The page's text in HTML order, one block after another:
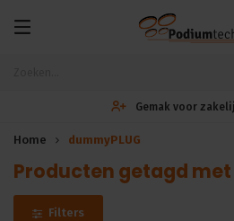
Gemak voor
Home dummyPLUG
Producten getagd met
Filters